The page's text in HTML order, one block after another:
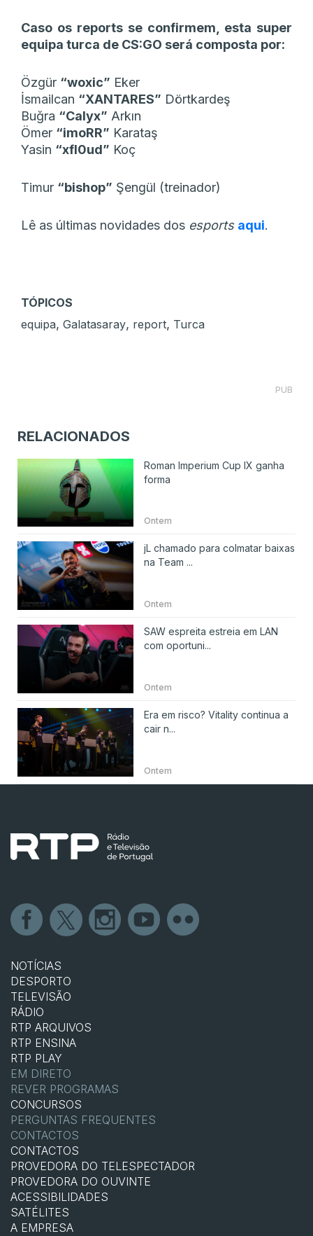
Caso os reports se confirmem, esta super
equipa turca de CS:GO será composta por:
Özgür “woxic” Eker
İsmailсan “XANTARES” Dörtkardeş
Buğra “Calyx” Arkın
Ömer “imoRR” Karataş
Yasin “xfl0ud” Koç
Timur “bishop” Şengül (treinador)
Lê as últimas novidades dos esports aqui.
TÓPICOS
equipa, Galatasaray, report, Turca
PUB
RELACIONADOS
Roman Imperium Cup IX ganha
forma
Ontem
jL chamado para colmatar baixas
na Team ...
Ontem
SAW espreita estreia em LAN
com oportuni...
Ontem
Era em risco? Vitality continua a
cair n...
Ontem
NOTÍCIAS
DESPORTO
TELEVISÃO
RÁDIO
RTP ARQUIVOS
RTP ENSINA
RTP PLAY
EM DIRETO
REVER PROGRAMAS
CONCURSOS
PERGUNTAS FREQUENTES
CONTACTOS
CONTACTOS
PROVEDORA DO TELESPECTADOR
PROVEDORA DO OUVINTE
ACESSIBILIDADES
SATÉLITES
A EMPRESA